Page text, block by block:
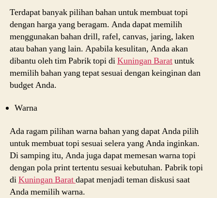
Terdapat banyak pilihan bahan untuk membuat topi
dengan harga yang beragam. Anda dapat memilih
menggunakan bahan drill, rafel, canvas, jaring, laken
atau bahan yang lain. Apabila kesulitan, Anda akan
dibantu oleh tim Pabrik topi diKuningan Baratuntuk
memilih bahan yang tepat sesuai dengan keinginan dan
budget Anda.
Warna
Ada ragam pilihan warna bahan yang dapat Anda pilih
untuk membuat topi sesuai selera yang Anda inginkan.
Di samping itu, Anda juga dapat memesan warna topi
dengan pola print tertentu sesuai kebutuhan. Pabrik topi
diKuningan Baratdapat menjadi teman diskusi saat
Anda memilih warna.